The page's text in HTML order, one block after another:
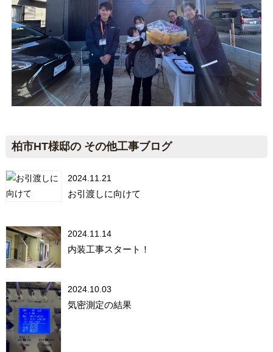
柏市HT様邸の その他工事ブログ
2024.11.21
お引渡しに向けて
2024.11.14
内装工事スタート！
2024.10.03
気密測定の結果